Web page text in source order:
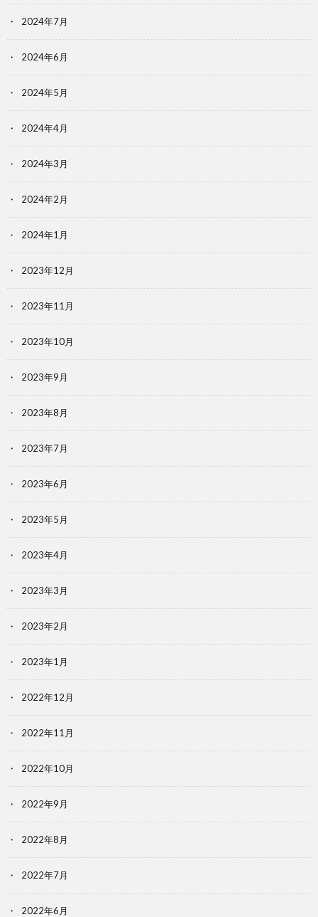
2024年7月
2024年6月
2024年5月
2024年4月
2024年3月
2024年2月
2024年1月
2023年12月
2023年11月
2023年10月
2023年9月
2023年8月
2023年7月
2023年6月
2023年5月
2023年4月
2023年3月
2023年2月
2023年1月
2022年12月
2022年11月
2022年10月
2022年9月
2022年8月
2022年7月
2022年6月